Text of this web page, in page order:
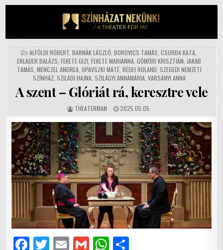
POSTED
IN
ALFÖLDI RÓBERT BARNÁK LÁSZLÓ BOROVICS TAMÁS CSORBA KATA
ERLAUER BALÁZS FEKETE GIZI FEKETE MARIANNA GÖMÖRI KRISZTIÁN JAKAB
TAMÁS MENCZEL ANDREA, OPAVSZKI MÁTÉ, RÉDEI ROLAND SZEGEDI NEMZETI
SZÍNHÁZ, SZILÁDI HAJNA, SZILÁGYI ANNAMÁRIA, VARSÁNYI ANNA
A szent – Glóriát rá, keresztre vele
AUTHOR:
THEATERMAN
PUBLISHED
DATE:
2025.05.05.
F
T
E
G
W